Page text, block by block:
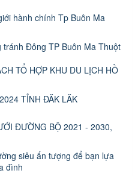
hành chính Tp Buôn Ma
tránh Đông TP Buôn Ma Thuột
TỔ HỢP KHU DU LỊCH HỒ
TỈNH ĐĂK LĂK
ĐƯỜNG BỘ 2021 - 2030,
siêu ấn tượng để bạn lựa
đình